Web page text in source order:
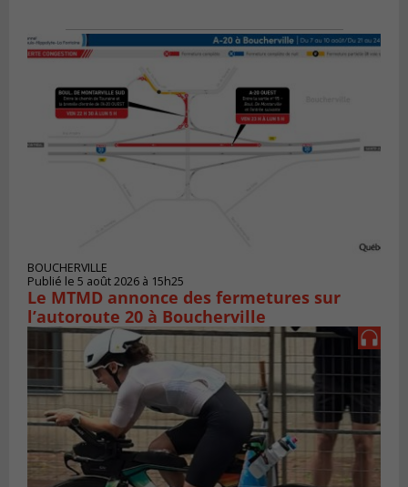
BOUCHERVILLE
Publié le 5 août 2026 à 15h25
Le MTMD annonce des fermetures sur
l’autoroute 20 à Boucherville